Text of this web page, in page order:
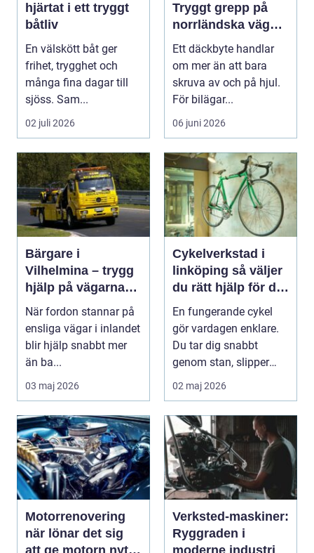
hjärtat i ett tryggt
båtliv
En välskött båt ger
frihet, trygghet och
många fina dagar till
sjöss. Sam...
02 juli 2026
Tryggt grepp på
norrländska vägar
året runt
Ett däckbyte handlar
om mer än att bara
skruva av och på hjul.
För bilägar...
06 juni 2026
Bärgare i
Vilhelmina – trygg
hjälp på vägarna
året runt
När fordon stannar på
ensliga vägar i inlandet
blir hjälp snabbt mer
än ba...
03 maj 2026
Cykelverkstad i
linköping så väljer
du rätt hjälp för din
cykel
En fungerande cykel
gör vardagen enklare.
Du tar dig snabbt
genom stan, slipper
köer och får motion ...
02 maj 2026
Motorrenovering
när lönar det sig
Verksted-maskiner:
Ryggraden i